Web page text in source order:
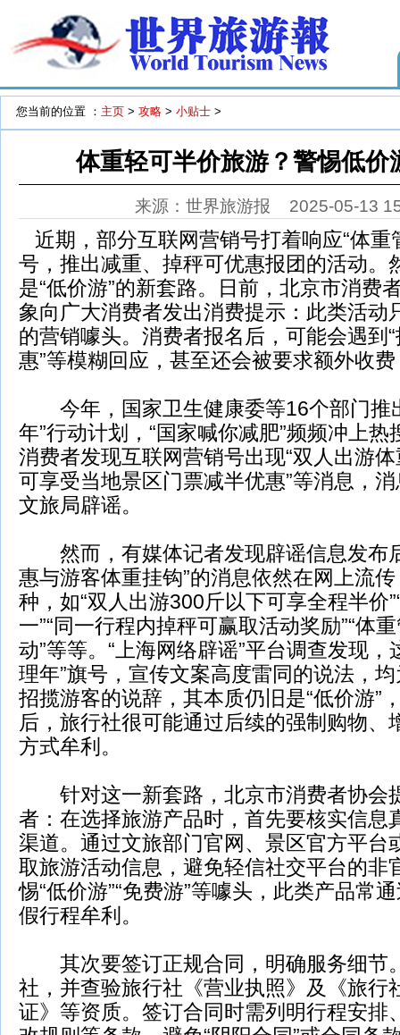
您当前的位置 ： 主页 > 攻略 > 小贴士 >
体重轻可半价旅游？警惕低价
来源：世界旅游报 2025-05-13
近期，部分互联网营销号打着响应“体重
号，推出减重、掉秤可优惠报团的活动。
是“低价游”的新套路。日前，北京市消费
象向广大消费者发出消费提示：此类活动
的营销噱头。消费者报名后，可能会遇到
惠”等模糊回应，甚至还会被要求额外收
今年，国家卫生健康委等16个部门推
年”行动计划，“国家喊你减肥”频频冲上
消费者发现互联网营销号出现“双人出游
可享受当地景区门票减半优惠”等消息，
文旅局辟谣。
然而，有媒体记者发现辟谣信息发布
惠与游客体重挂钩”的消息依然在网上流
种，如“双人出游300斤以下可享全程半价
一”“同一行程内掉秤可赢取活动奖励”“体
动”等等。“上海网络辟谣”平台调查发现，
理年”旗号，宣传文案高度雷同的说法，
招揽游客的说辞，其本质仍旧是“低价游”
后，旅行社很可能通过后续的强制购物、
方式牟利。
针对这一新套路，北京市消费者协会
者：在选择旅游产品时，首先要核实信息
渠道。通过文旅部门官网、景区官方平台
取旅游活动信息，避免轻信社交平台的非
惕“低价游”“免费游”等噱头，此类产品常
假行程牟利。
其次要签订正规合同，明确服务细节
社，并查验旅行社《营业执照》及《旅行
证》等资质。签订合同时需列明行程安排